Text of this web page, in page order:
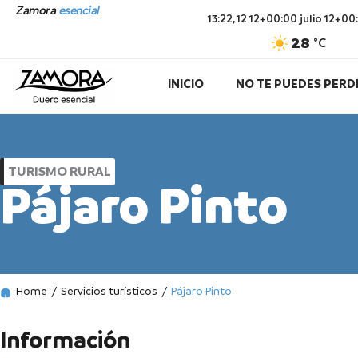
Zamoraesencial
13:22,12 12+00:00 julio
28 °C
INICIO NO TE PUEDES
TURISMO RURAL
Pájaro Pinto
Home / Servicios turísticos / Pájaro Pinto
Información